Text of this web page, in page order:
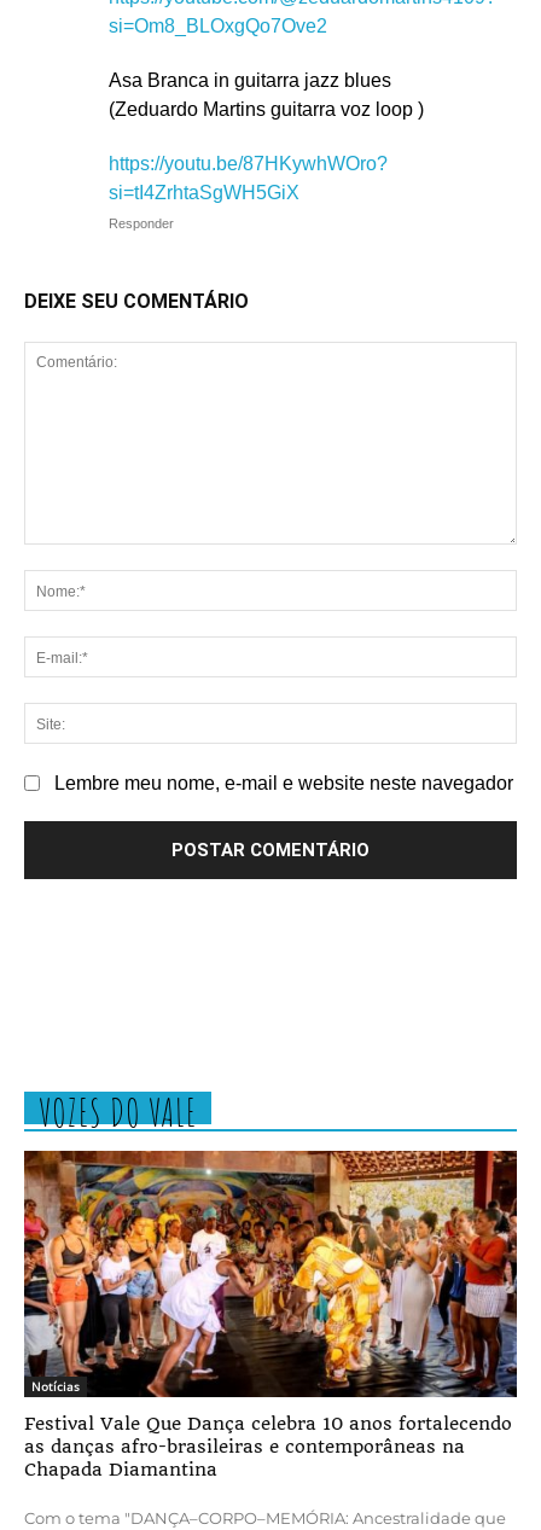
si=Om8_BLOxgQo7Ove2
Asa Branca in guitarra jazz blues
(Zeduardo Martins guitarra voz loop )
https://youtu.be/87HKywhWOro?
si=tI4ZrhtaSgWH5GiX
Responder
DEIXE SEU COMENTÁRIO
Lembre meu nome, e-mail e website neste navegador
VOZES DO VALE
Notícias
Festival Vale Que Dança celebra 10 anos fortalecendo
as danças afro-brasileiras e contemporâneas na
Chapada Diamantina
Com o tema "DANÇA–CORPO–MEMÓRIA: Ancestralidade que